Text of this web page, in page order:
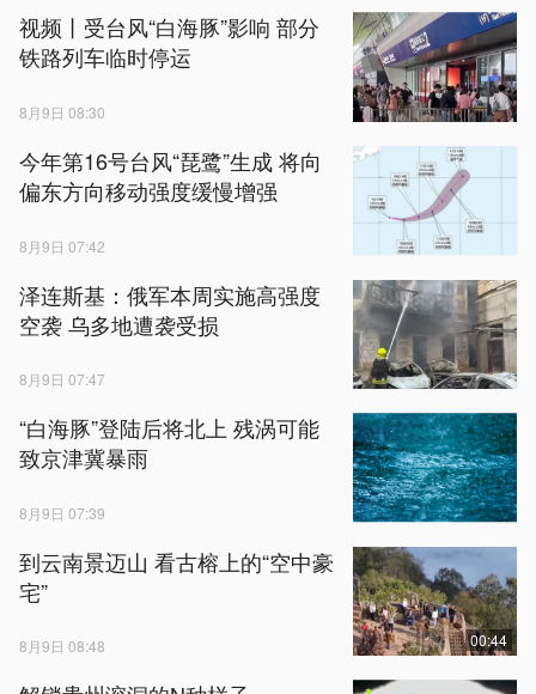
视频丨受台风“白海豚”影响 部分
铁路列车临时停运
8月9日 08:30
今年第16号台风“琵鹭”生成 将向
偏东方向移动强度缓慢增强
8月9日 07:42
泽连斯基：俄军本周实施高强度
空袭 乌多地遭袭受损
8月9日 07:47
“白海豚”登陆后将北上 残涡可能
致京津冀暴雨
8月9日 07:39
到云南景迈山 看古榕上的“空中豪
宅”
8月9日 08:48 00:44